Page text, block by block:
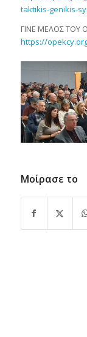
taktikis-genikis-
ΓΙΝΕ ΜΕΛΟΣ ΤΟΥ
https://
Μοίρασε το